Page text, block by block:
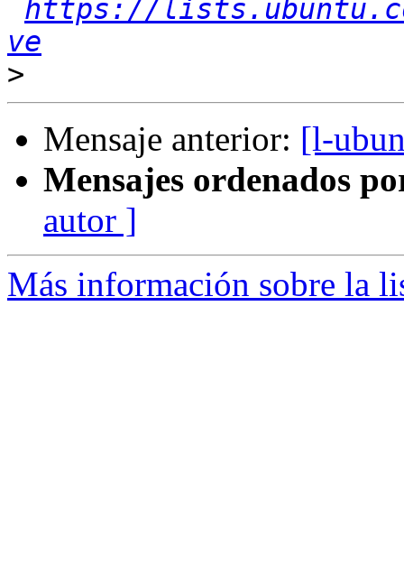
https://
ve
>
Mensaje anterior: [l-
Mensajes ordenados
autor ]
Más información sobre la